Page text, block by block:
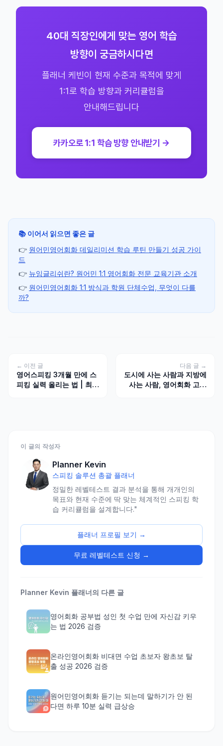
40대 직장인에게 맞는 영어 학습
방향이 궁금하시다면
플래너 케빈이 현재 수준과 목적에 맞게
1:1로 학습 방향과 커리큘럼을
안내해드립니다
카카오로 1:1 학습 방향 안내받기 →
📚 이어서 읽으면 좋은 글
👉 원어민영어회화 데일리미션 학습 루틴 만들기 성공 가이
드
👉 뉴잉글리쉬란? 원어민 1:1 영어회화 전문 교육기관 소개
👉 원어민영어회화 1:1 방식과 학원 단체수업, 무엇이 다를
까?
← 이전 글
영어스피킹 3개월 만에 스
피킹 실력 올리는 법 | 최신
다음 글 →
도시에 사는 사람과 지방에
사는 사람, 영어회화 고민
이 글의 작성자
Planner Kevin
스피킹 솔루션 총괄 플래너
정밀한 레벨테스트 결과 분석을 통해 개개인의
목표와 현재 수준에 딱 맞는 체계적인 스피킹 학
습 커리큘럼을 설계합니다."
플래너 프로필 보기 →
무료 레벨테스트 신청 →
Planner Kevin 플래너의 다른 글
영어회화 공부법 성인 첫 수업 만에 자신감 키우
는 법 2026 검증
온라인영어회화 비대면 수업 초보자 왕초보 탈
출 성공 2026 검증
원어민영어회화 듣기는 되는데 말하기가 안 된
다면 하루 10분 실력 급상승